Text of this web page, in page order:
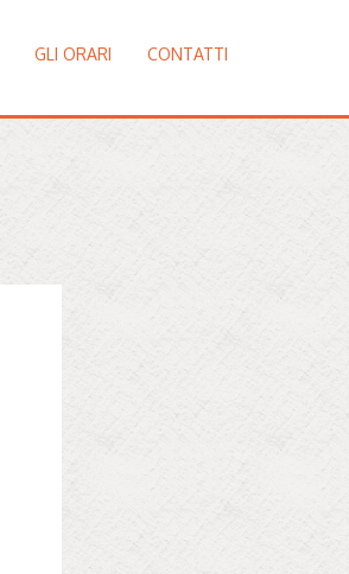
GLI ORARI CONTATTI